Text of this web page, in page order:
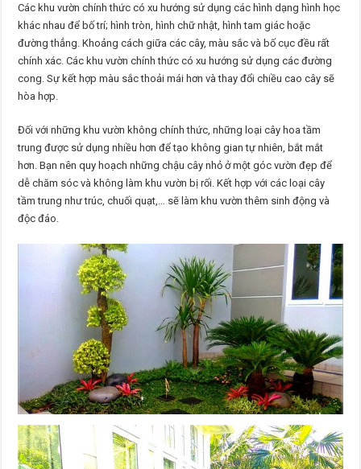
Các khu vườn chính thức có xu hướng sử dụng các hình dạng hình học
khác nhau để bố trí; hình tròn, hình chữ nhật, hình tam giác hoặc
đường thẳng. Khoảng cách giữa các cây, màu sắc và bố cục đều rất
chính xác. Các khu vườn chính thức có xu hướng sử dụng các đường
cong. Sự kết hợp màu sắc thoải mái hơn và thay đổi chiều cao cây sẽ
hòa hợp.
Đối với những khu vườn không chính thức, những loại cây hoa tầm
trung được sử dụng nhiều hơn để tạo không gian tự nhiên, bắt mắt
hơn. Bạn nên quy hoạch những chậu cây nhỏ ở một góc vườn đẹp để
dễ chăm sóc và không làm khu vườn bị rối. Kết hợp với các loại cây
tầm trung như trúc, chuối quạt,… sẽ làm khu vườn thêm sinh động và
độc đáo.